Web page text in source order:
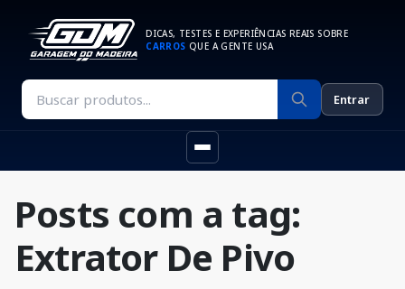
DICAS, TESTES E EXPERIÊNCIAS REAIS SOBRE
CARROS QUE A GENTE USA
Entrar
Posts com a tag:
Extrator De Pivo